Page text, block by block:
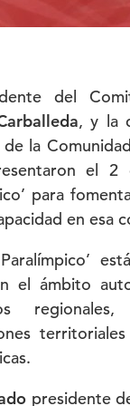
del
, y la
la
el 2
para
en esa
Paralímpico’
el ámbito
presidente